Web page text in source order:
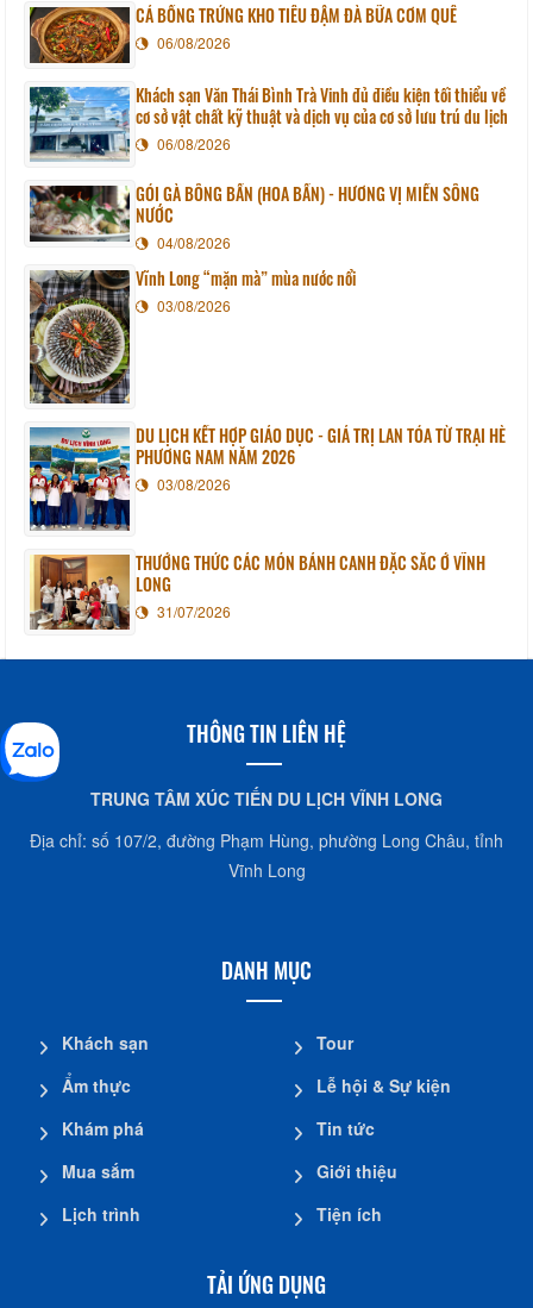
CÁ BỐNG TRỨNG KHO TIÊU ĐẬM ĐÀ BỮA CƠM QUÊ
06/08/2026
Khách sạn Văn Thái Bình Trà Vinh đủ điều kiện tối thiểu về
cơ sở vật chất kỹ thuật và dịch vụ của cơ sở lưu trú du lịch
06/08/2026
GỎI GÀ BÔNG BẦN (HOA BẦN) - HƯƠNG VỊ MIỀN SÔNG
NƯỚC
04/08/2026
Vĩnh Long “mặn mà” mùa nước nổi
03/08/2026
DU LỊCH KẾT HỢP GIÁO DỤC - GIÁ TRỊ LAN TỎA TỪ TRẠI HÈ
PHƯƠNG NAM NĂM 2026
03/08/2026
THƯỞNG THỨC CÁC MÓN BÁNH CANH ĐẶC SẮC Ở VĨNH
LONG
31/07/2026
THÔNG TIN LIÊN HỆ
TRUNG TÂM XÚC TIẾN DU LỊCH VĨNH LONG
Địa chỉ: số 107/2, đường Phạm Hùng, phường Long Châu, tỉnh
Vĩnh Long
DANH MỤC
Khách sạn
Ẩm thực
Khám phá
Mua sắm
Lịch trình
Tour
Lễ hội & Sự kiện
Tin tức
Giới thiệu
Tiện ích
TẢI ỨNG DỤNG